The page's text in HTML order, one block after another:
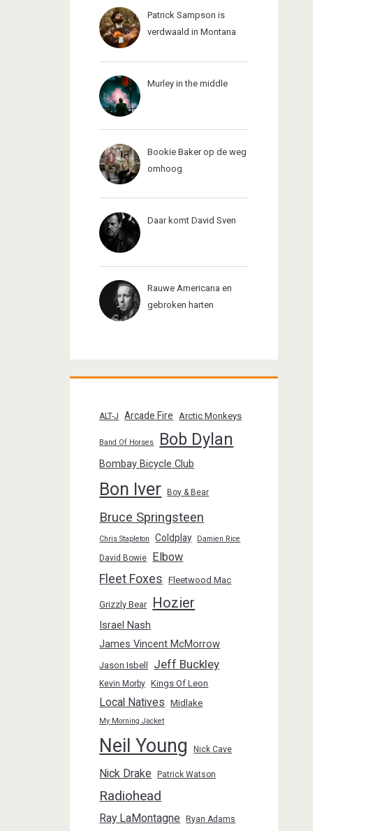
Patrick Sampson is
verdwaald in Montana
Murley in the middle
Bookie Baker op de weg
omhoog
Daar komt David Sven
Rauwe Americana en
gebroken harten
ALT-J Arcade Fire Arctic Monkeys
Band Of Horses Bob Dylan
Bombay Bicycle Club
Bon Iver Boy & Bear
Bruce Springsteen
Chris Stapleton Coldplay Damien Rice
David Bowie Elbow
Fleet Foxes Fleetwood Mac
Grizzly Bear Hozier
Israel Nash
James Vincent McMorrow
Jason Isbell Jeff Buckley
Kevin Morby Kings Of Leon
Local Natives Midlake
My Morning Jacket
Neil Young Nick Cave
Nick Drake Patrick Watson
Radiohead
Ray LaMontagne Ryan Adams